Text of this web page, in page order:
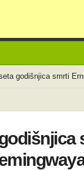
godišnjica smrti